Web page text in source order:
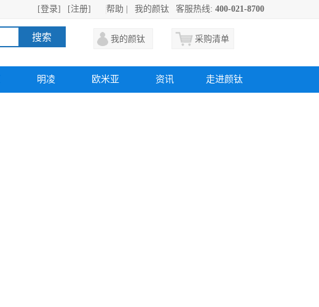
[登录] [注册] 帮助 我的颜钛 客服热线: 400-021-8700
搜索 我的颜钛 采购清单
明凌 欧米亚 资讯 走进颜钛